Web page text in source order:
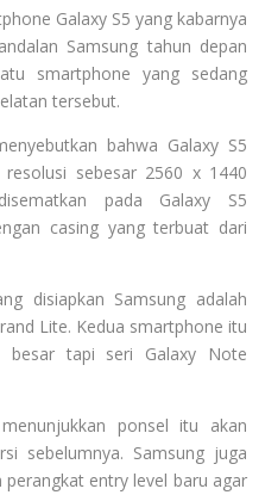
Galaxy S5 yang kabarnya
Samsung tahun depan
smartphone yang sedang
tersebut.
bahwa Galaxy S5
sebesar 2560 x 1440
pada Galaxy S5
casing yang terbuat dari
disiapkan Samsung adalah
Lite. Kedua smartphone itu
besar tapi seri Galaxy Note
ponsel itu akan
sebelumnya. Samsung juga
entry level baru agar